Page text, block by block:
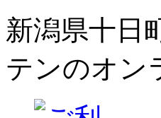
新潟県十日
テンのオン